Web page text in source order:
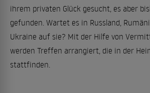
ihrem privaten Glück gesucht, es aber
gefunden. Wartet es in Russland,
Ukraine auf sie? Mit der Hilfe von
werden Treffen arrangiert, die in der
stattfinden.